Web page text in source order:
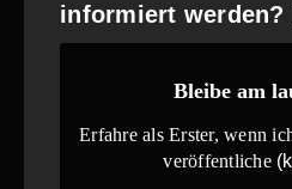
informiert werden?
Bleibe am
Erfahre als Erster, wenn
veröffentliche